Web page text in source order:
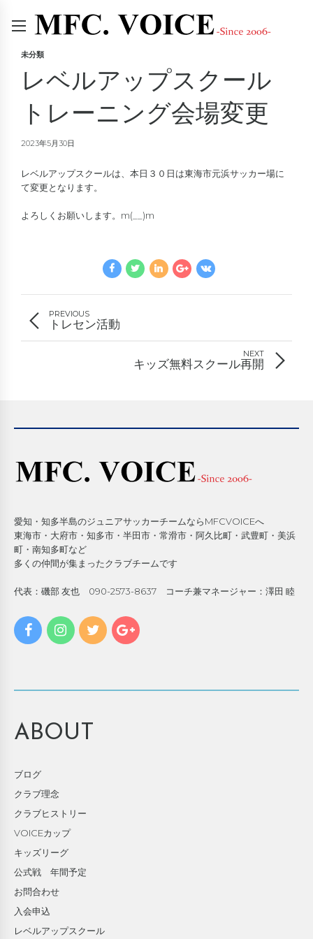
未分類
レベルアップスクール
トレーニング会場変更
2023年5月30日
レベルアップスクールは、本日３０日は東海市元浜サッカー場に
て変更となります。
よろしくお願いします。m(__)m
PREVIOUS
トレセン活動
NEXT
キッズ無料スクール再開
愛知・知多半島のジュニアサッカーチームならMFCVOICEへ
東海市・大府市・知多市・半田市・常滑市・阿久比町・武豊町・美浜
町・南知多町など
多くの仲間が集まったクラブチームです
代表：磯部 友也 090-2573-8637 コーチ兼マネージャー：澤田 睦
ABOUT
ブログ
クラブ理念
クラブヒストリー
VOICEカップ
キッズリーグ
公式戦 年間予定
お問合わせ
入会申込
レベルアップスクール